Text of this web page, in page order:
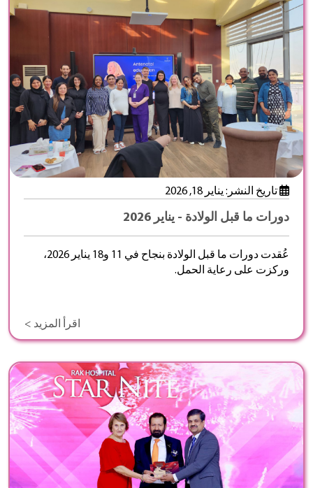
تاريخ النشر: يناير 18, 2026
دورات ما قبل الولادة - يناير 2026
عُقدت دورات ما قبل الولادة بنجاح في 11 و18 يناير 2026،
وركزت على رعاية الحمل.
اقرأ المزيد >